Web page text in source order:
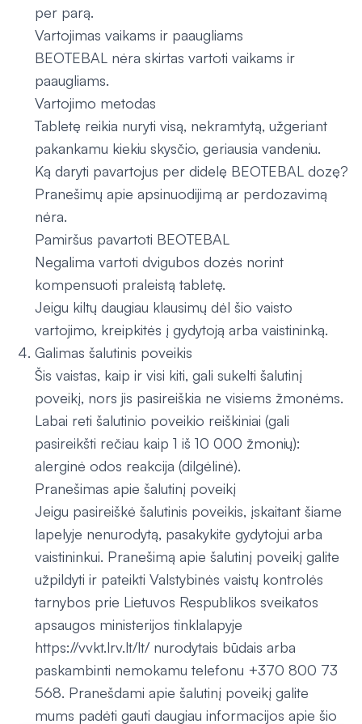
per parą.
Vartojimas vaikams ir paaugliams
BEOTEBAL nėra skirtas vartoti vaikams ir
paaugliams.
Vartojimo metodas
Tabletę reikia nuryti visą, nekramtytą, užgeriant
pakankamu kiekiu skysčio, geriausia vandeniu.
Ką daryti pavartojus per didelę BEOTEBAL dozę?
Pranešimų apie apsinuodijimą ar perdozavimą
nėra.
Pamiršus pavartoti BEOTEBAL
Negalima vartoti dvigubos dozės norint
kompensuoti praleistą tabletę.
Jeigu kiltų daugiau klausimų dėl šio vaisto
vartojimo, kreipkitės į gydytoją arba vaistininką.
Galimas šalutinis poveikis
Šis vaistas, kaip ir visi kiti, gali sukelti šalutinį
poveikį, nors jis pasireiškia ne visiems žmonėms.
Labai reti šalutinio poveikio reiškiniai (gali
pasireikšti rečiau kaip 1 iš 10 000 žmonių):
alerginė odos reakcija (dilgėlinė).
Pranešimas apie šalutinį poveikį
Jeigu pasireiškė šalutinis poveikis, įskaitant šiame
lapelyje nenurodytą, pasakykite gydytojui arba
vaistininkui. Pranešimą apie šalutinį poveikį galite
užpildyti ir pateikti Valstybinės vaistų kontrolės
tarnybos prie Lietuvos Respublikos sveikatos
apsaugos ministerijos tinklalapyje
https://vvkt.lrv.lt/lt/ nurodytais būdais arba
paskambinti nemokamu telefonu +370 800 73
568. Pranešdami apie šalutinį poveikį galite
mums padėti gauti daugiau informacijos apie šio